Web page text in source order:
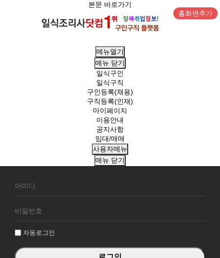
본문 바로가기
홈화면추가
메뉴열기
메뉴 닫기
일식구인
일식구직
구인등록(채용)
구직등록(인재)
마이페이지
이용안내
공지사항
임대/매매
사용자메뉴
메뉴 닫기
원
그
자동로그인